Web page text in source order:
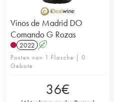
Vinos de Madrid DO
Comando G Rozas
2022 A
Posten von 1 Flasche | 0
Gebote
36€